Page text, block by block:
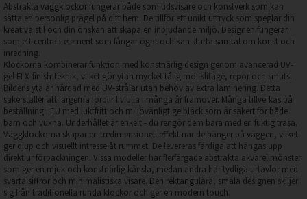
Abstrakta väggklockor fungerar både som tidsvisare och konstverk som kan
sätta en personlig prägel på ditt hem. De tillför ett unikt uttryck som speglar din
kreativa stil och din önskan att skapa en inbjudande miljö. Designen fungerar
som ett centralt element som fångar ögat och kan starta samtal om konst och
inredning.
Klockorna kombinerar funktion med konstnärlig design genom avancerad UV-
gel FLX-finish-teknik, vilket gör ytan mycket tålig mot slitage, repor och smuts.
Bildens yta är härdad med UV-strålar utan behov av extra laminering. Detta
säkerställer att färgerna förblir livfulla i många år framöver. Många tillverkas på
beställning i EU med luktfritt och miljövänligt gelbläck som är säkert för både
barn och vuxna. Underhållet är enkelt - du rengör dem bara med en fuktig trasa.
Väggklockorna skapar en tredimensionell effekt när de hänger på väggen, vilket
ger djup och visuellt intresse åt rummet. De levereras färdiga att hängas upp
direkt ur förpackningen. Vissa modeller har flerfärgade abstrakta akvarellmönster
som ger en mjuk och konstnärlig känsla, medan andra har tydliga urtavlor med
svarta siffror och minimalistiska visare. Den rektangulära, smala designen skiljer
sig från traditionella runda klockor och ger en modern touch.